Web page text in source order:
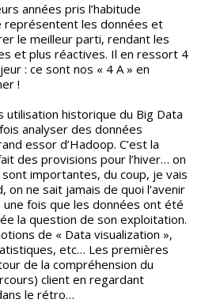
années pris l’habitude
représentent les données et
le meilleur parti, rendant les
et plus réactives. Il en ressort 4
: ce sont nos « 4 A » en
!
utilisation historique du Big Data
analyser des données
essor d’Hadoop. C’est la
des provisions pour l’hiver… on
importantes, du coup, je vais
ne sait jamais de quoi l’avenir
fois que les données ont été
la question de son exploitation.
de « Data visualization »,
etc… Les premières
de la compréhension du
client en regardant
le rétro…